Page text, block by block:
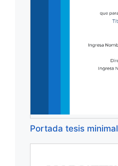
Portada tesis minimal